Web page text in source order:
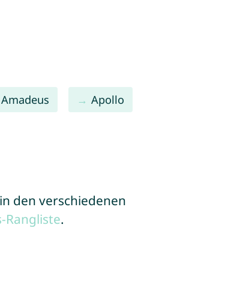
Amadeus Apollo
den verschiedenen
Rangliste.